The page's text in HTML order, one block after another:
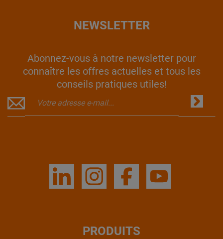
NEWSLETTER
Abonnez-vous à notre newsletter pour
connaître les offres actuelles et tous les
conseils pratiques utiles!
PRODUITS